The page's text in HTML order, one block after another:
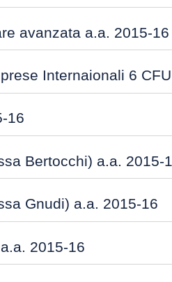
avanzata a.a. 2015-16
Internaionali 6
16
Bertocchi) a.a. 2015-
Gnudi) a.a. 2015-16
2015-16